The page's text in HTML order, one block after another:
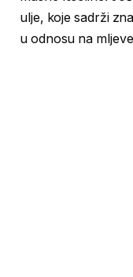
ulje, koje sadrži
u odnosu na